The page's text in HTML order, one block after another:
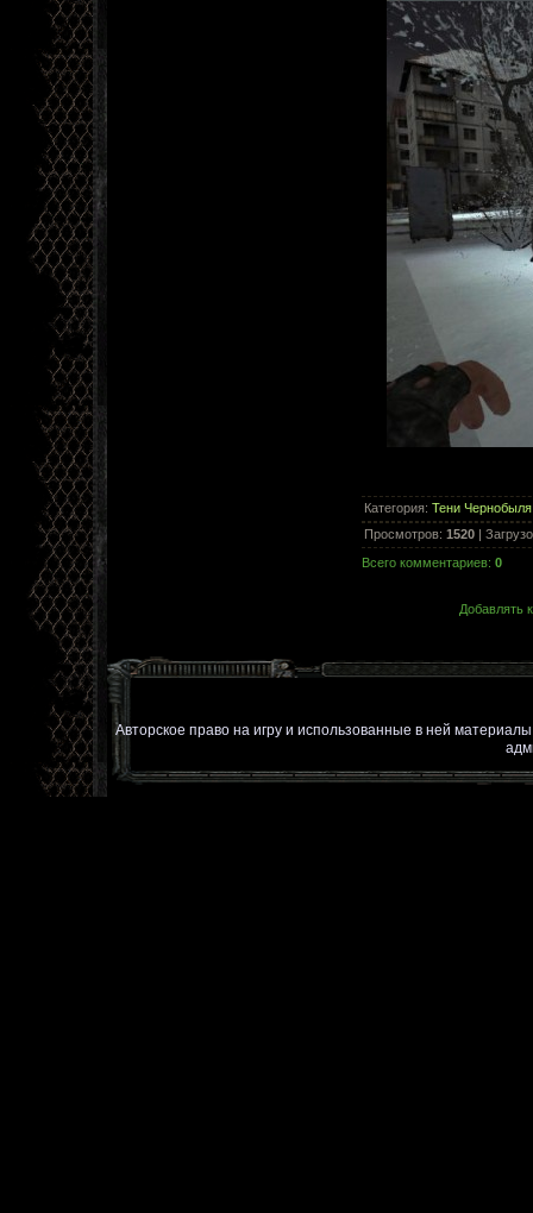
Категория: Тени Чернобыля
Просмотров: 1520 |
Всего комментариев: 0
Добавлять
Авторское право на игру и использованные в ней